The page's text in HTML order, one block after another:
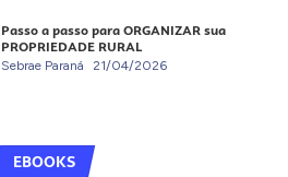
Passo a passo para ORGANIZAR sua
PROPRIEDADE RURAL
Sebrae Paraná 21/04/2026
EBOOKS